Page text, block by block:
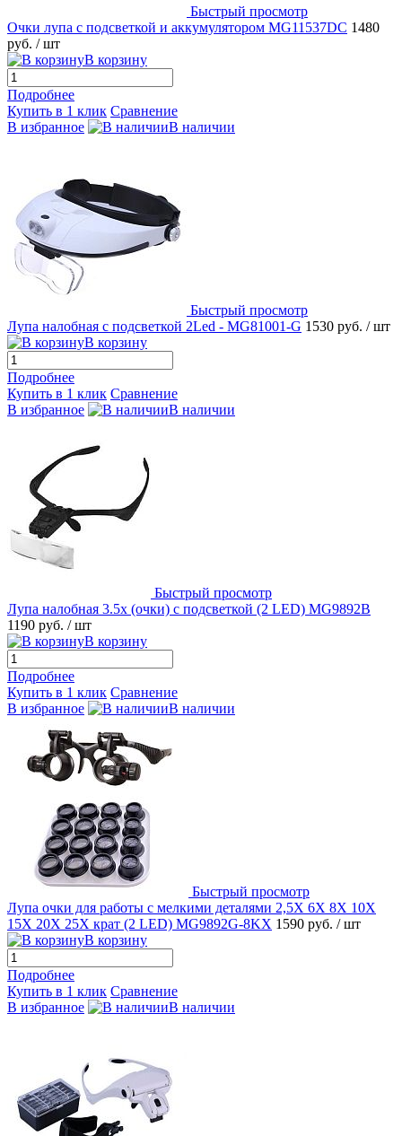
Быстрый просмотр
Очки лупа с подсветкой и аккумулятором MG11537DC 1480
руб. / шт
В корзину
Подробнее
Купить в 1 клик Сравнение
В избранное
В наличии
Быстрый просмотр
Лупа налобная с подсветкой 2Led - MG81001-G 1530 руб. / шт
В корзину
Подробнее
Купить в 1 клик Сравнение
В избранное
В наличии
Быстрый просмотр
Лупа налобная 3.5x (очки) с подсветкой (2 LED) MG9892B
1190 руб. / шт
В корзину
Подробнее
Купить в 1 клик Сравнение
В избранное
В наличии
Быстрый просмотр
Лупа очки для работы с мелкими деталями 2,5X 6X 8X 10X
15X 20X 25Х крат (2 LED) MG9892G-8KX 1590 руб. / шт
В корзину
Подробнее
Купить в 1 клик Сравнение
В избранное
В наличии